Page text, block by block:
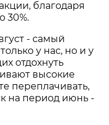
благодаря
30%.
- самый
у нас, но и у
отдохнуть
высокие
переплачивать,
на период июнь -